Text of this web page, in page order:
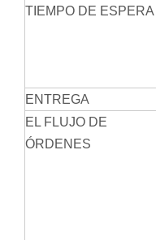
TIEMPO DE ESPERA
ENTREGA
EL FLUJO DE
ÓRDENES